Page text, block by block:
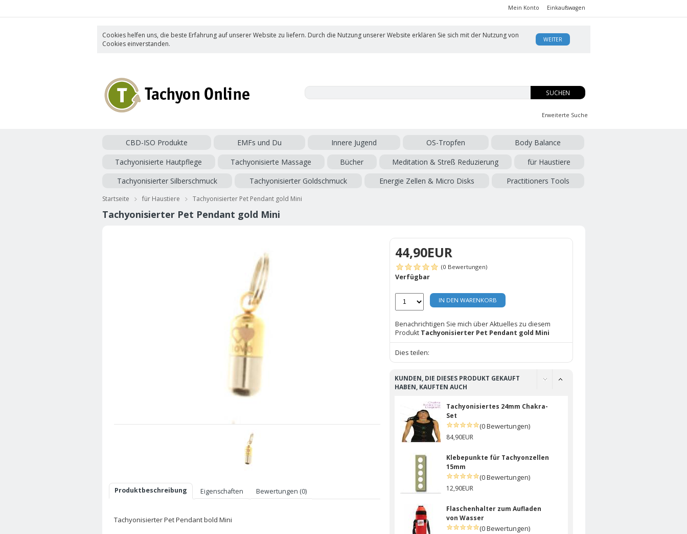
Mein Konto Einkaufswagen
Cookies helfen uns, die beste Erfahrung auf unserer Website zu liefern. Durch die Nutzung unserer Website erklären Sie sich mit der Nutzung von
Cookies einverstanden.
WEITER
SUCHEN
Erweiterte Suche
CBD-ISO Produkte EMFs und Du Innere Jugend OS-Tropfen
Body Balance
Tachyonisierte Hautpflege
Tachyonisierte Massage Bücher Meditation & Streß Reduzierung
für Haustiere
Tachyonisierter Silberschmuck
Tachyonisierter Goldschmuck Energie Zellen & Micro Disks Practitioners Tools
Startseite für Haustiere Tachyonisierter Pet Pendant gold Mini
Tachyonisierter Pet Pendant gold Mini
Produktbeschreibung Eigenschaften Bewertungen (0)
Tachyonisierter Pet Pendant bold Mini
44,90EUR
(0 Bewertungen)
Verfügbar
IN DEN WARENKORB
Benachrichtigen Sie mich über Aktuelles zu diesem
Produkt Tachyonisierter Pet Pendant gold Mini
Dies teilen:
KUNDEN, DIE DIESES PRODUKT GEKAUFT
HABEN, KAUFTEN AUCH
Tachyonisiertes 24mm Chakra-
Set
(0 Bewertungen)
84,90EUR
Klebepunkte für Tachyonzellen
15mm
(0 Bewertungen)
12,90EUR
Flaschenhalter zum Aufladen
von Wasser
(0 Bewertungen)